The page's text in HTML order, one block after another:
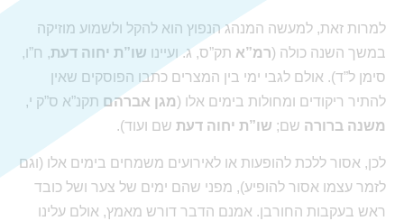
למרות זאת, למעשה המנהג הנפוץ הוא להקל ולשמוע מוזיקה
במשך השנה כולה (רמ”א תק”ס, ג. ועיינו שו”ת יחוה דעת, ח”ו,
סימן ל”ד). אולם לגבי ימי בין המצרים כתבו הפוסקים שאין
להתיר ריקודים ומחולות בימים אלו (מגן אברהם תקנ”א ס”ק י,
משנה ברורה שם; שו”ת יחוה דעת שם ועוד).
לכן, אסור ללכת להופעות או לאירועים משמחים בימים אלו (וגם
לזמר עצמו אסור להופיע), מפני שהם ימים של צער ושל כובד
ראש בעקבות החורבן. אמנם הדבר דורש מאמץ, אולם עלינו